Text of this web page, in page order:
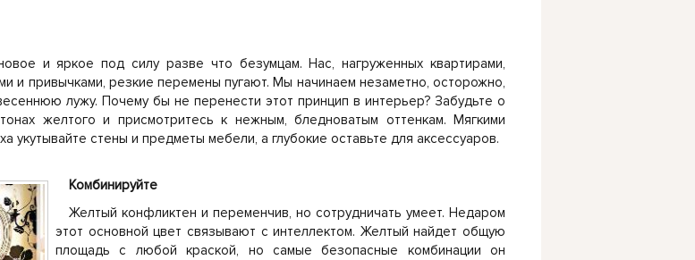
и яркое под силу разве что безумцам. Нас, нагруженных квартирами,
и привычками, резкие перемены пугают. Мы начинаем незаметно, осторожно,
лужу. Почему бы не перенести этот принцип в интерьер? Забудьте о
желтого и присмотритесь к нежным, бледноватым оттенкам. Мягкими
укутывайте стены и предметы мебели, а глубокие оставьте для аксессуаров.
Комбинируйте
Желтый конфликтен и переменчив, но сотрудничать умеет. Недаром
этот основной цвет связывают с интеллектом. Желтый найдет общую
площадь с любой краской, но самые безопасные комбинации он